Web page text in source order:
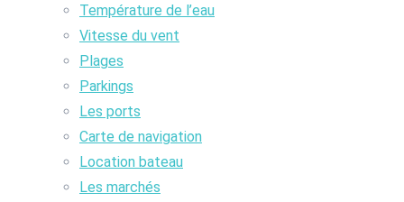
Température de l’eau
Vitesse du vent
Plages
Parkings
Les ports
Carte de navigation
Location bateau
Les marchés